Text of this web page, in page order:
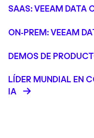
SAAS: VEEAM DATA
ON-PREM: VEEAM
DEMOS DE
LÍDER MUNDIAL EN
IA